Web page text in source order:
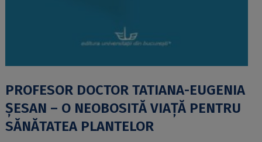
PROFESOR DOCTOR TATIANA-EUGENIA
ȘESAN – O NEOBOSITĂ VIAȚĂ PENTRU
SĂNĂTATEA PLANTELOR